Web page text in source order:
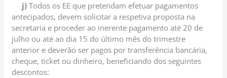
j) Todos os EE que pretendam efetuar pagamentos
antecipados, devem solicitar a respetiva proposta na
secretaria e proceder ao inerente pagamento até 20 de
julho ou até ao dia 15 do último mês do trimestre
anterior e deverão ser pagos por transferência bancária,
cheque, ticket ou dinheiro, beneficiando dos seguintes
descontos: